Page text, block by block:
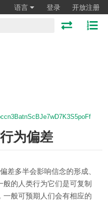
语言 登录 开放注册
为偏差
差多半会影响信念的形成、
的人类行为它们是可复制
般可预期人们会有相应的